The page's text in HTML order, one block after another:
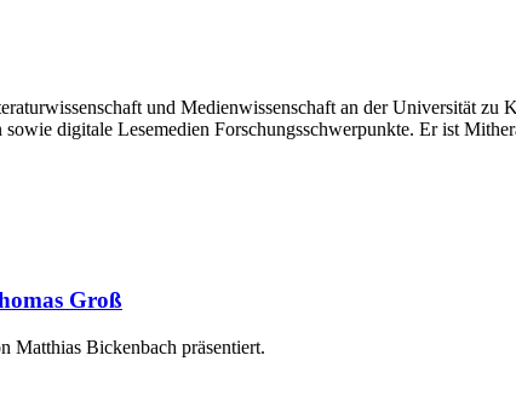
und Medienwissenschaft an der Universität
digitale Lesemedien Forschungsschwerpunkte. Er ist
Groß
Matthias Bickenbach präsentiert.